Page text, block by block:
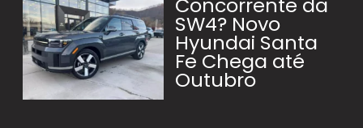
Concorrente da
SW4? Novo
Hyundai Santa
Fe Chega até
Outubro